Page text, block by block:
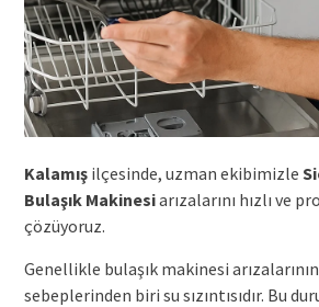
Kalamışilçesinde, uzman ekibimizle
Bulaşık Makinesiarızalarını hızlı ve
çözüyoruz.
Genellikle bulaşık makinesi
sebeplerinden biri su sızıntısıdır. Bu